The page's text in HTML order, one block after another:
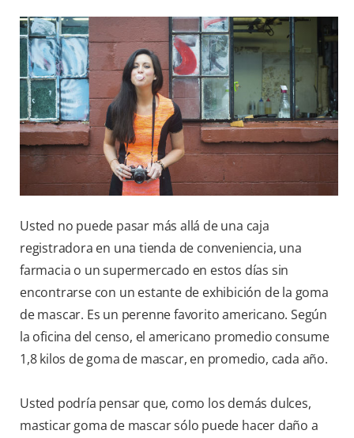
PROMOCIONES
SUSCRÍBASE
Usted no puede pasar más allá de una caja
registradora en una tienda de conveniencia, una
farmacia o un supermercado en estos días sin
encontrarse con un estante de exhibición de la goma
de mascar. Es un perenne favorito americano. Según
la oficina del censo, el americano promedio consume
1,8 kilos de goma de mascar, en promedio, cada año.
Usted podría pensar que, como los demás dulces,
masticar goma de mascar sólo puede hacer daño a